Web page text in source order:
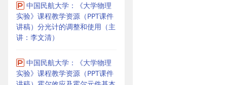
中国民航大学：《大学物理
实验》课程教学资源（PPT课件
讲稿）分光计的调整和使用（主
讲：李文清）
中国民航大学：《大学物理
实验》课程教学资源（PPT课件